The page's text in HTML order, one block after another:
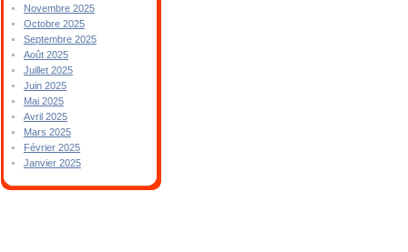
Novembre 2025
Octobre 2025
Septembre 2025
Août 2025
Juillet 2025
Juin 2025
Mai 2025
Avril 2025
Mars 2025
Février 2025
Janvier 2025